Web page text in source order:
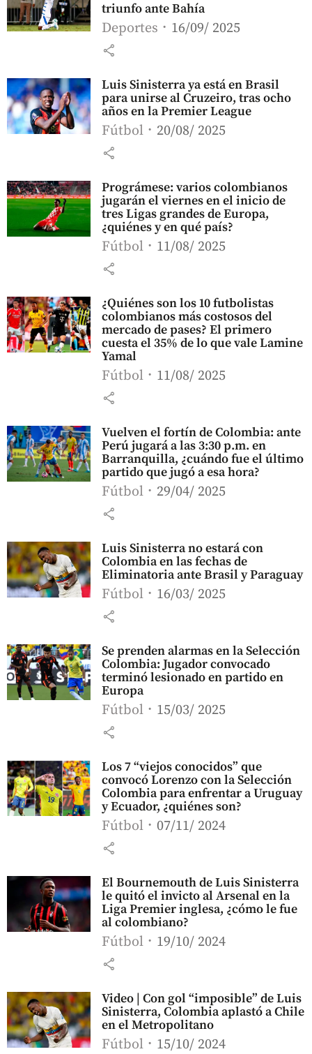
triunfo ante Bahía
Deportes 16/09/ 2025
share
Luis Sinisterra ya está en Brasil
para unirse al Cruzeiro, tras ocho
años en la Premier League
Fútbol 20/08/ 2025
share
Prográmese: varios colombianos
jugarán el viernes en el inicio de
tres Ligas grandes de Europa,
¿quiénes y en qué país?
Fútbol 11/08/ 2025
share
¿Quiénes son los 10 futbolistas
colombianos más costosos del
mercado de pases? El primero
cuesta el 35% de lo que vale Lamine
Yamal
Fútbol 11/08/ 2025
share
Vuelven el fortín de Colombia: ante
Perú jugará a las 3:30 p.m. en
Barranquilla, ¿cuándo fue el último
partido que jugó a esa hora?
Fútbol 29/04/ 2025
share
Luis Sinisterra no estará con
Colombia en las fechas de
Eliminatoria ante Brasil y Paraguay
Fútbol 16/03/ 2025
share
Se prenden alarmas en la Selección
Colombia: Jugador convocado
terminó lesionado en partido en
Europa
Fútbol 15/03/ 2025
share
Los 7 “viejos conocidos” que
convocó Lorenzo con la Selección
Colombia para enfrentar a Uruguay
y Ecuador, ¿quiénes son?
Fútbol 07/11/ 2024
share
El Bournemouth de Luis Sinisterra
le quitó el invicto al Arsenal en la
Liga Premier inglesa, ¿cómo le fue
al colombiano?
Fútbol 19/10/ 2024
share
Video | Con gol “imposible” de Luis
Sinisterra, Colombia aplastó a Chile
en el Metropolitano
Fútbol 15/10/ 2024